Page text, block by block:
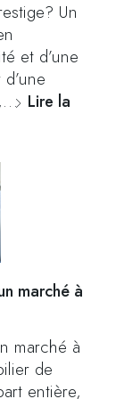
Un
et d’une
Lire la
marché à
marché à
de
entière,